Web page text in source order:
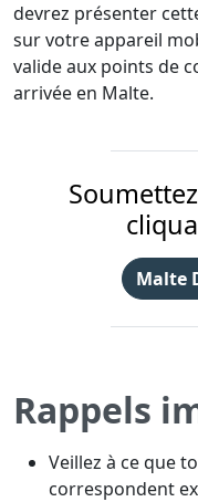
devrez présenter
sur votre appareil
valide aux points de
arrivée en Malte.
Malte
Rappels
Veillez à ce que
correspondent